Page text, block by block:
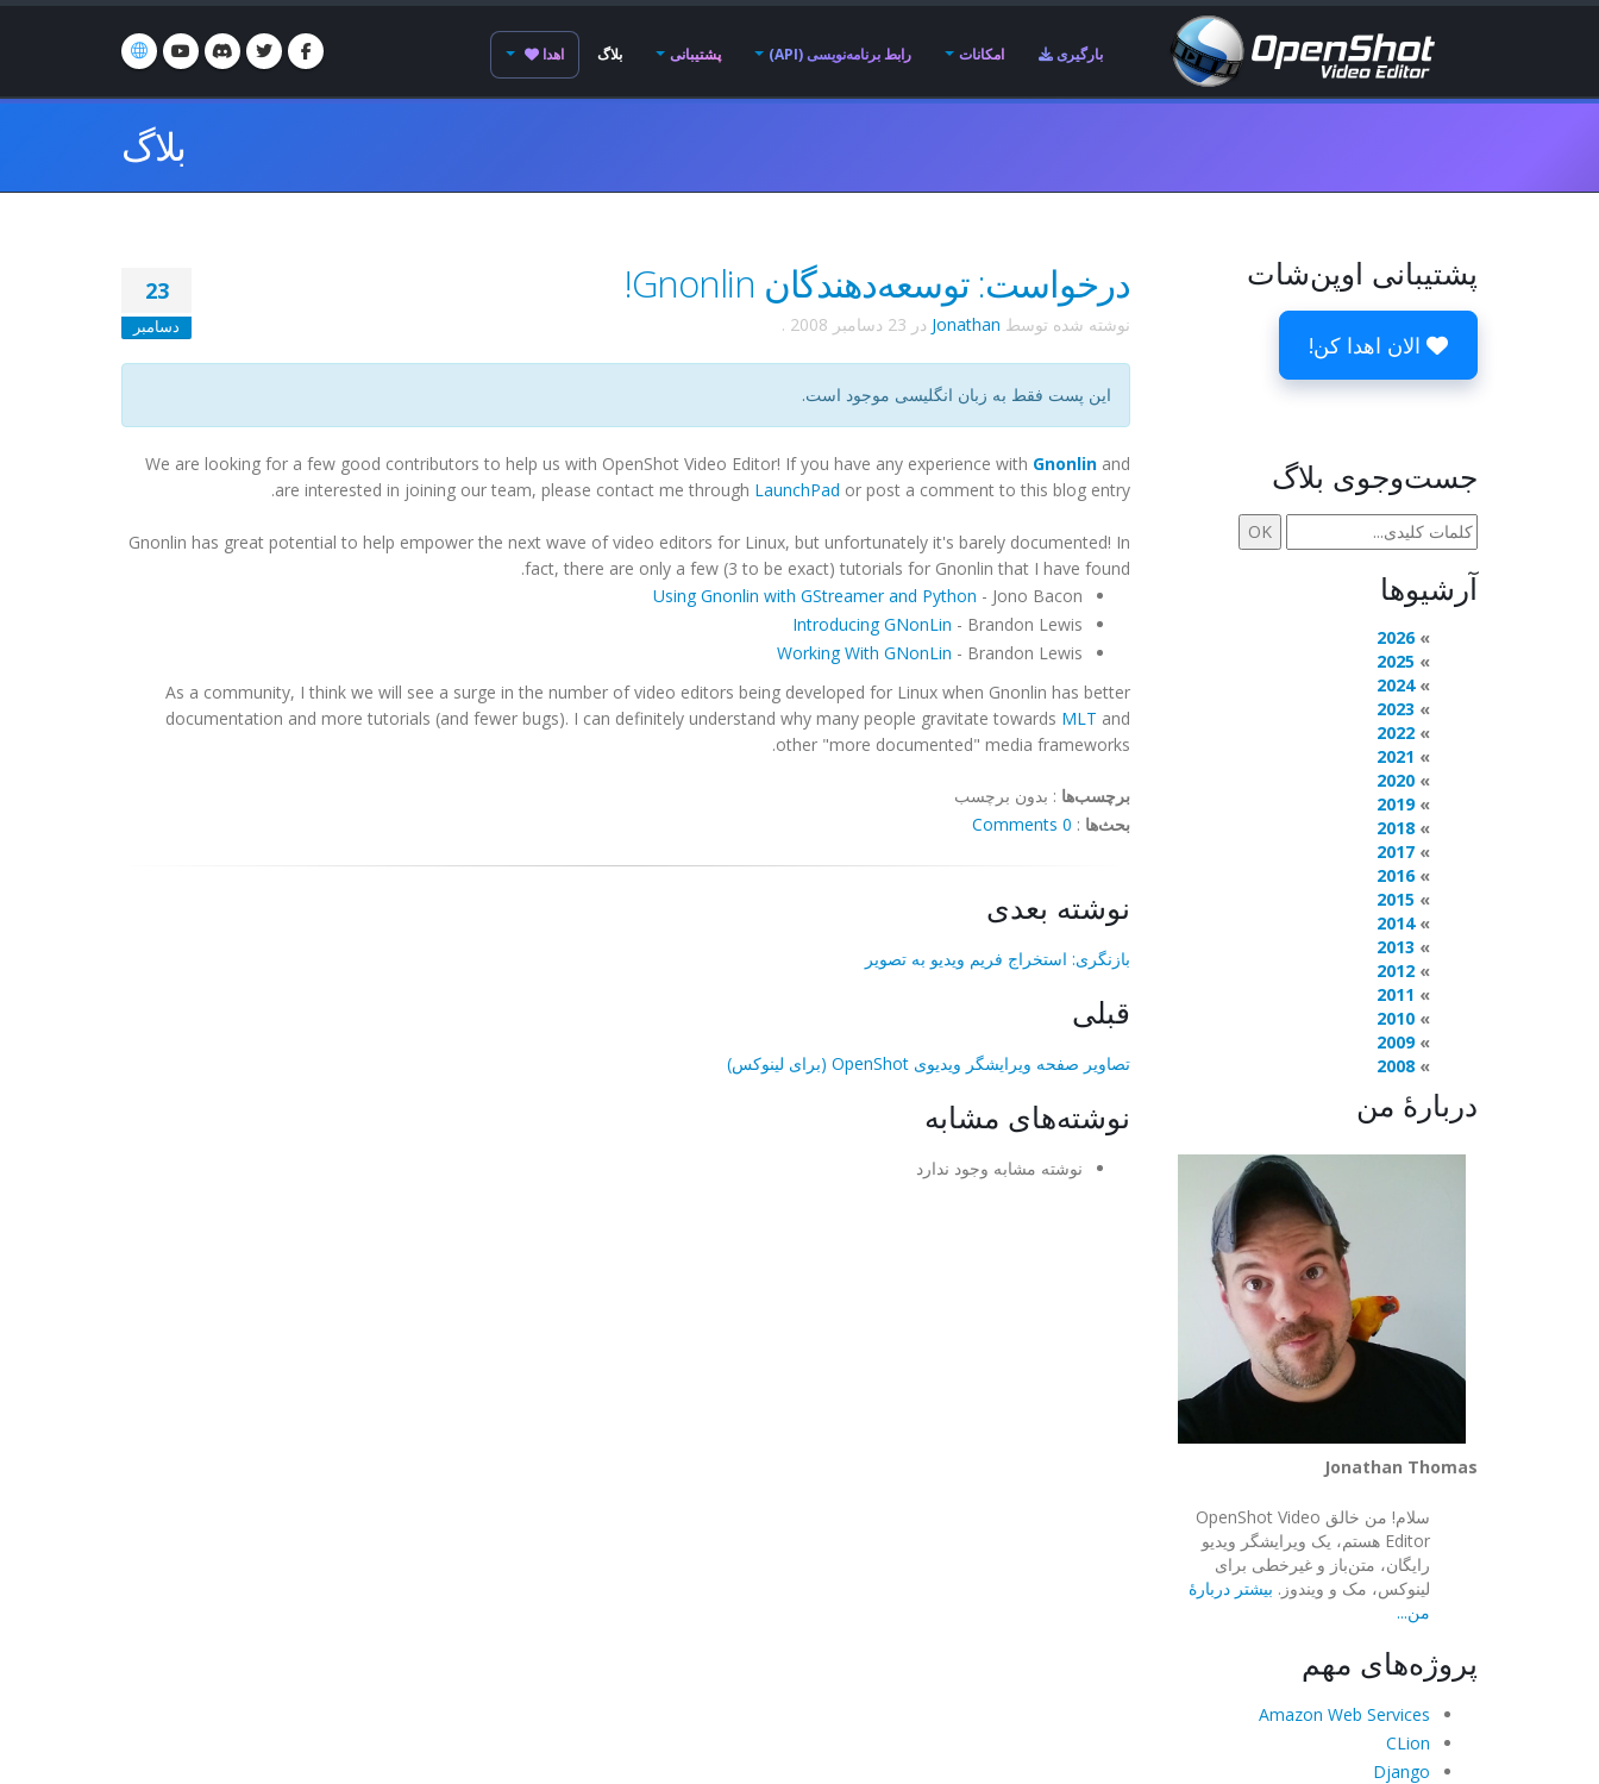
بارگیری امکانات رابط برنامه‌نویسی (API) پشتیبانی بلاگ اهدا
بلاگ
23
دسامبر
درخواست: توسعه‌دهندگان Gnonlin!
نوشته شده توسط Jonathan در 23 دسامبر 2008 .
این پست فقط به زبان انگلیسی موجود است.
We are looking for a few good contributors to help us with OpenShot Video Editor! If you have any experience with Gnonlin and
are interested in joining our team, please contact me through LaunchPad or post a comment to this blog entry.
Gnonlin has great potential to help empower the next wave of video editors for Linux, but unfortunately it's barely documented! In
fact, there are only a few (3 to be exact) tutorials for Gnonlin that I have found.
Using Gnonlin with GStreamer and Python - Jono Bacon
Introducing GNonLin - Brandon Lewis
Working With GNonLin - Brandon Lewis
As a community, I think we will see a surge in the number of video editors being developed for Linux when Gnonlin has better
documentation and more tutorials (and fewer bugs). I can definitely understand why many people gravitate towards MLT and
other "more documented" media frameworks.
برچسب‌ها : بدون برچسب
بحث‌ها :
0 Comments
نوشته بعدی
بازنگری: استخراج فریم ویدیو به تصویر
قبلی
تصاویر صفحه ویرایشگر ویدیوی OpenShot (برای لینوکس)
نوشته‌های مشابه
نوشته مشابه وجود ندارد
پشتیبانی اوپن‌شات
الان اهدا کن!
جست‌وجوی بلاگ
آرشیوها
2026
2025
2024
2023
2022
2021
2020
2019
2018
2017
2016
2015
2014
2013
2012
2011
2010
2009
2008
دربارهٔ من
Jonathan Thomas
سلام! من خالق OpenShot Video
Editor هستم، یک ویرایشگر ویدیو
رایگان، متن‌باز و غیرخطی برای
لینوکس، مک و ویندوز. بیشتر دربارهٔ
من...
پروژه‌های مهم
Amazon Web Services
CLion
Django